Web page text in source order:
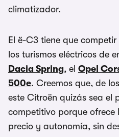
climatizador.
El ë-C3 tiene que
los turismos eléctricos de
Dacia Spring, el Opel
500e. Creemos que, de
este Citroën quizás sea el
competitivo porque ofrece
precio y autonomía, sin